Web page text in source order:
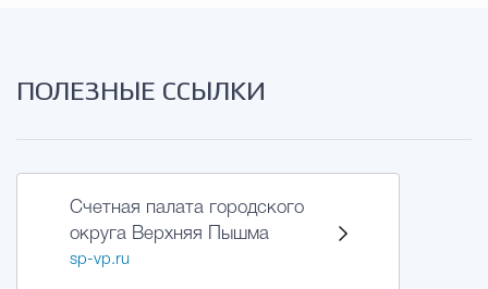
ПОЛЕЗНЫЕ ССЫЛКИ
Счетная палата городского
округа Верхняя Пышма
sp-vp.ru